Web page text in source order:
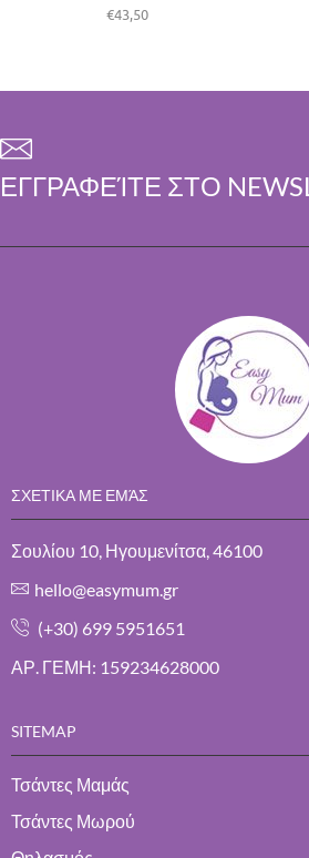
€43,50
ΕΓΓΡΑΦΕΊΤΕ ΣΤΟ
ΣΧΕΤΙΚΑ ΜΕ ΕΜΆΣ
Σουλίου 10, Ηγουμενίτσα, 46100
hello@easymum.gr
(+30) 699 5951651
ΑΡ. ΓΕΜΗ: 159234628000
SITEMAP
Τσάντες Μαμάς
Τσάντες Μωρού